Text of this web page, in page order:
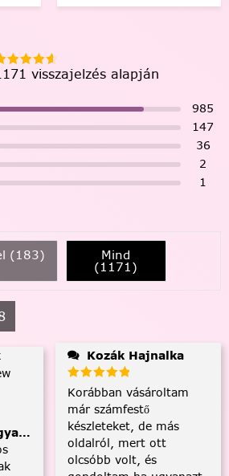
visszajelzés alapján
985
147
36
2
1
(183) Mind
(1171)
tengeren
Kozák Hajnalka
Korábban vásároltam
már számfestő
készleteket, de más
oldalról, mert ott
olcsóbb volt, és